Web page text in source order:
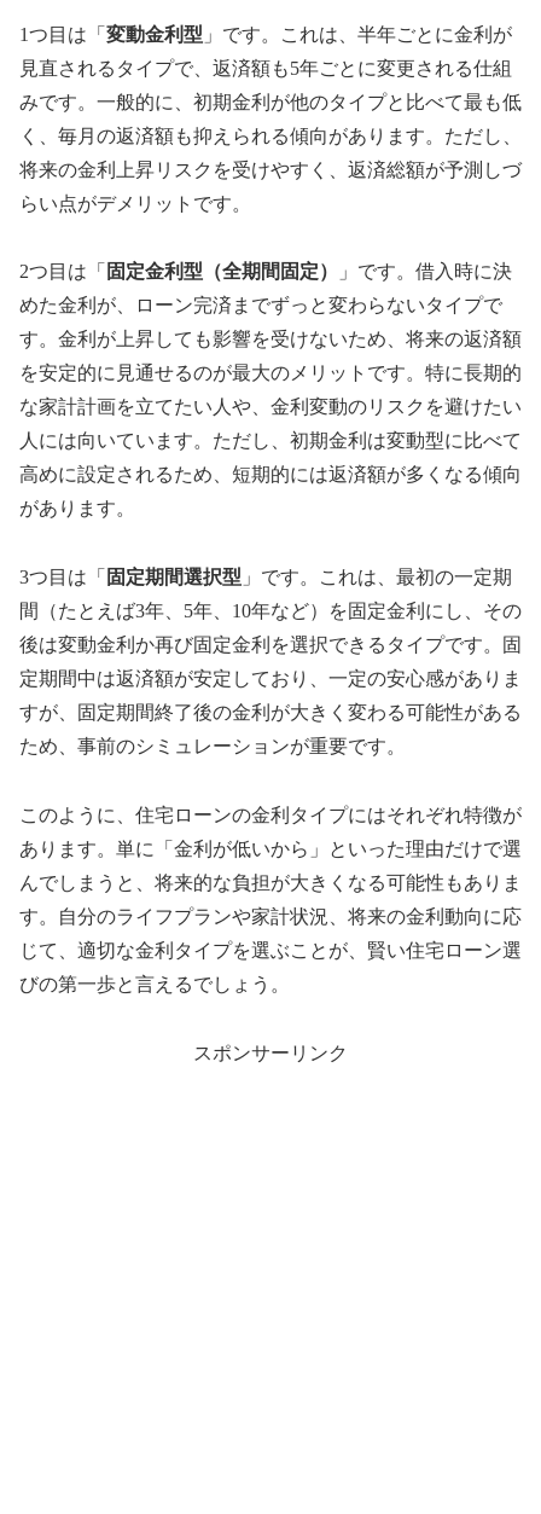
1つ目は「 変動金利型 」です。これは、半年ごとに金利が
見直されるタイプで、返済額も5年ごとに変更される仕組
みです。一般的に、初期金利が他のタイプと比べて最も低
く、毎月の返済額も抑えられる傾向があります。ただし、
将来の金利上昇リスクを受けやすく、返済総額が予測しづ
らい点がデメリットです。
2つ目は「 固定金利型（全期間固定）
」です。借入時に決
めた金利が、ローン完済までずっと変わらないタイプで
す。金利が上昇しても影響を受けないため、将来の返済額
を安定的に見通せるのが最大のメリットです。特に長期的
な家計計画を立てたい人や、金利変動のリスクを避けたい
人には向いています。ただし、初期金利は変動型に比べて
高めに設定されるため、短期的には返済額が多くなる傾向
があります。
3つ目は「 固定期間選択型 」です。これは、最初の一定期
間（たとえば3年、5年、10年など）を固定金利にし、その
後は変動金利か再び固定金利を選択できるタイプです。固
定期間中は返済額が安定しており、一定の安心感がありま
すが、固定期間終了後の金利が大きく変わる可能性がある
ため、事前のシミュレーションが重要です。
このように、住宅ローンの金利タイプにはそれぞれ特徴が
あります。単に「金利が低いから」といった理由だけで選
んでしまうと、将来的な負担が大きくなる可能性もありま
す。自分のライフプランや家計状況、将来の金利動向に応
じて、適切な金利タイプを選ぶことが、賢い住宅ローン選
びの第一歩と言えるでしょう。
スポンサーリンク